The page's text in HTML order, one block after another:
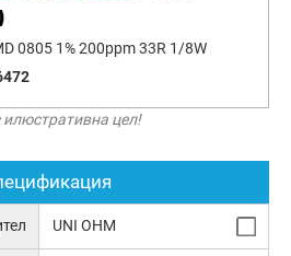
0805 1% 200ppm 33R 1/8W
цел!
UNI OHM